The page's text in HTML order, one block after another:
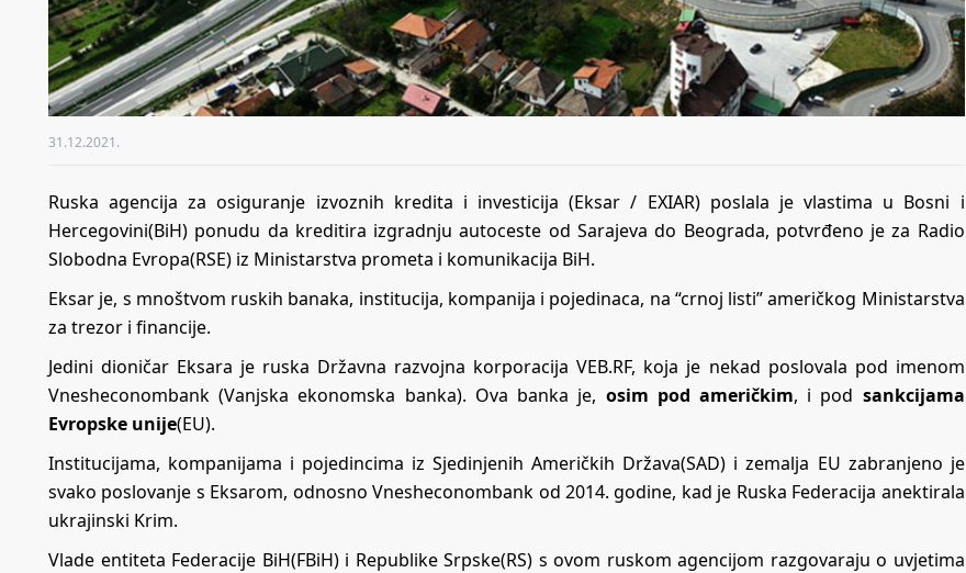
31.12.2021.
Ruska agencija za osiguranje izvoznih kredita i investicija (Eksar / EXIAR) poslala je vlastima u Bosni i
Hercegovini(BiH) ponudu da kreditira izgradnju autoceste od Sarajeva do Beograda, potvrđeno je za Radio
Slobodna Evropa(RSE) iz Ministarstva prometa i komunikacija BiH.
Eksar je, s mnoštvom ruskih banaka, institucija, kompanija i pojedinaca, na “crnoj listi” američkog Ministarstva
za trezor i financije.
Jedini dioničar Eksara je ruska Državna razvojna korporacija VEB.RF, koja je nekad poslovala pod imenom
Vnesheconombank (Vanjska ekonomska banka). Ova banka je, osim pod američkim, i pod sankcijama
Evropske unije(EU).
Institucijama, kompanijama i pojedincima iz Sjedinjenih Američkih Država(SAD) i zemalja EU zabranjeno je
svako poslovanje s Eksarom, odnosno Vnesheconombank od 2014. godine, kad je Ruska Federacija anektirala
ukrajinski Krim.
Vlade entiteta Federacije BiH(FBiH) i Republike Srpske(RS) s ovom ruskom agencijom razgovaraju o uvjetima